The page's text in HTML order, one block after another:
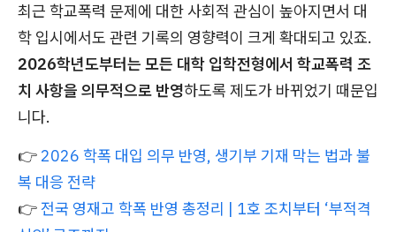
최근 학교폭력 문제에 대한 사회적 관심이 높아지면서 대
학 입시에서도 관련 기록의 영향력이 크게 확대되고 있죠.
2026학년도부터는 모든 대학 입학전형에서 학교폭력 조
치 사항을 의무적으로 반영하도록 제도가 바뀌었기 때문입
니다.
👉 2026 학폭 대입 의무 반영, 생기부 기재 막는 법과 불
복 대응 전략
👉 전국 영재고 학폭 반영 총정리 | 1호 조치부터 ‘부적격